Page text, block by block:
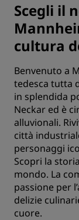
Scegli il
cultura
Benvenuto a
tedesca tutta
in splendida
Neckar ed è
alluvionali.
città
personaggi
Scopri la
mondo. La
passione per
delizie
cuore.